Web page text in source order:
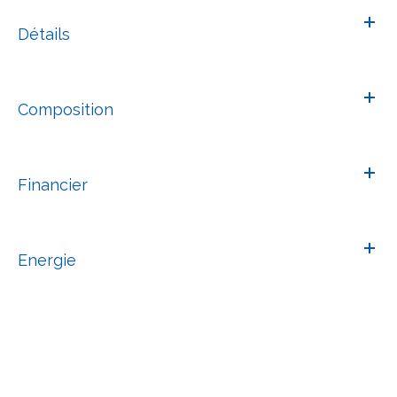
Détails
Composition
Financier
Energie